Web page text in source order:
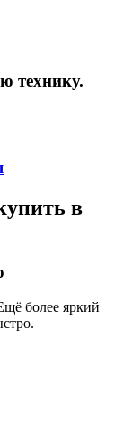
технику.
в
более яркий